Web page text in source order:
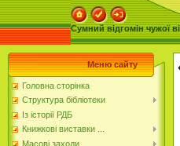
Сумний відгомін чужої
Меню сайту
Головна сторінка
Структура бібліотеки
Із історії РДБ
Книжкові виставки ...
Масові заходи